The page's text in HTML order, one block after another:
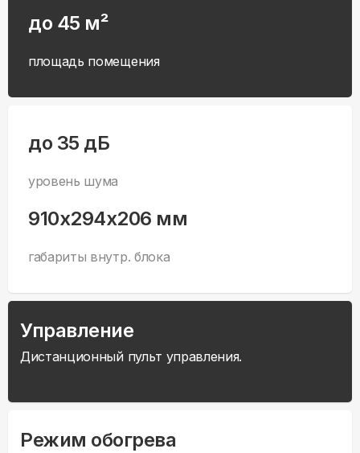
до 45 м²
площадь помещения
до 35 дБ
уровень шума
910x294x206 мм
габариты внутр. блока
Управление
Дистанционный пульт управления.
Режим обогрева